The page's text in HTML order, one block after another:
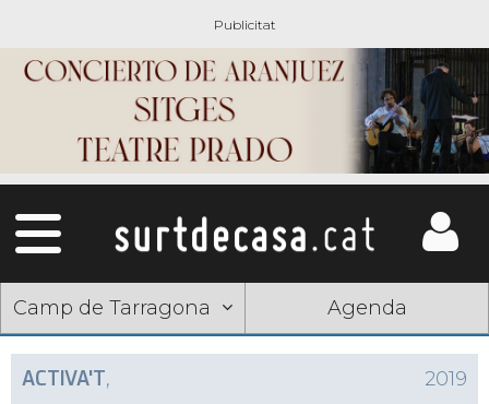
Camp de Tarragona Agenda
ACTIVA'T, 2019